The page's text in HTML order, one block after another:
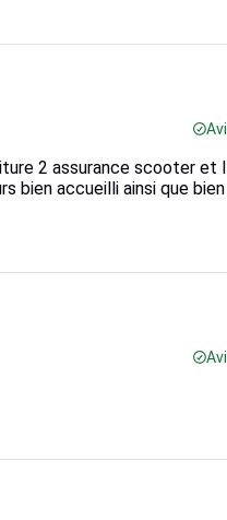
2 assurance scooter et l
bien accueilli ainsi que bien